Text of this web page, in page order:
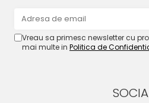
Vreau sa primesc newsletter cu
mai multe in Politica de